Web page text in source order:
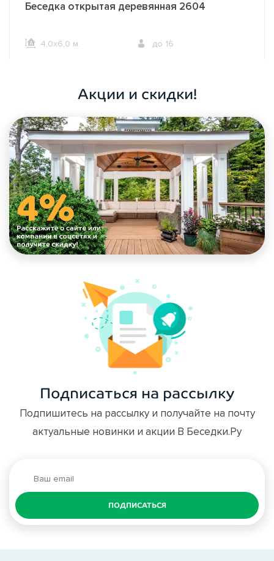
Беседка открытая деревянная 2604
4,0х6,0 м. до 16
Акции и скидки!
Подписаться на рассылку
Подпишитесь на рассылку и получайте на почту
актуальные новинки и акции В Беседки.Ру
ПОДПИСАТЬСЯ